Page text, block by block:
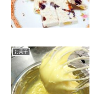
お菓子